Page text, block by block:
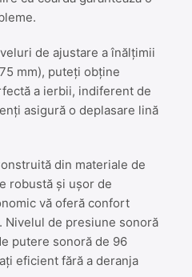
de ajustare a înălțimii
mm), puteți obține
a ierbii, indiferent de
asigură o deplasare lină
din materiale de
robustă și ușor de
vă oferă confort
Nivelul de presiune sonoră
putere sonoră de 96
eficient fără a deranja